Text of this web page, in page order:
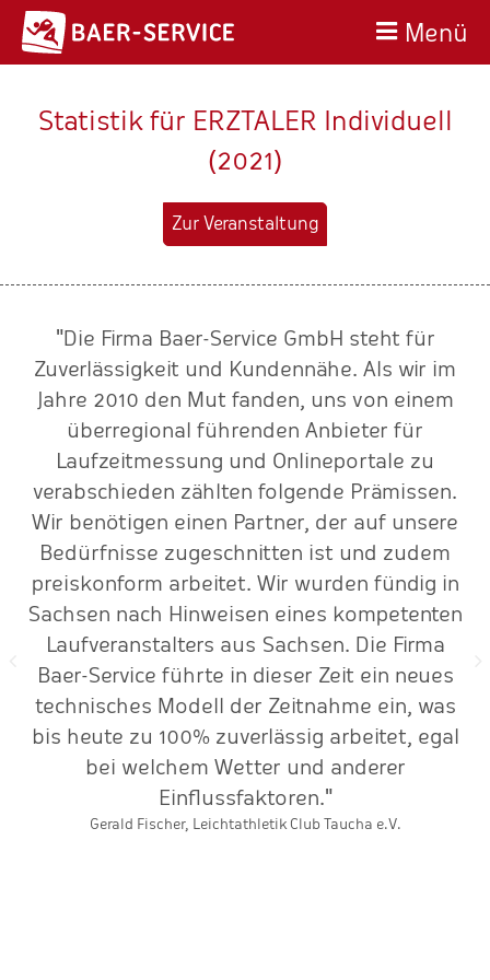
Menü
Statistik für ERZTALER Individuell
(2021)
Zur Veranstaltung
"Die Firma Baer-Service GmbH steht für
Zuverlässigkeit und Kundennähe. Als wir im
Jahre 2010 den Mut fanden, uns von einem
überregional führenden Anbieter für
Laufzeitmessung und Onlineportale zu
verabschieden zählten folgende Prämissen.
Wir benötigen einen Partner, der auf unsere
Bedürfnisse zugeschnitten ist und zudem
preiskonform arbeitet. Wir wurden fündig in
Sachsen nach Hinweisen eines kompetenten
Laufveranstalters aus Sachsen. Die Firma
Baer-Service führte in dieser Zeit ein neues
technisches Modell der Zeitnahme ein, was
bis heute zu 100% zuverlässig arbeitet, egal
bei welchem Wetter und anderer
Einflussfaktoren."
Gerald Fischer, Leichtathletik Club Taucha e.V.